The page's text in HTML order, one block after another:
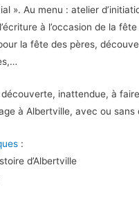
». Au menu : atelier
à l’occasion de la
la fête des pères,
découverte, inattendue, à
à Albertville, avec ou sans
:
d’Albertville